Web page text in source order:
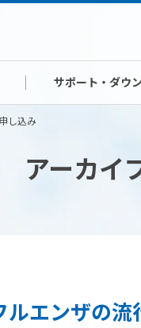
サポート・ダウ
し込み
アーカイ
ルエンザの